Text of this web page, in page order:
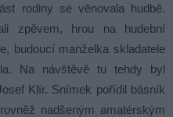
rodiny se věnovala hudbě.
zpěvem, hrou na hudební
budoucí manželka skladatele
Na návštěvě tu tehdy byl
Klír. Snímek pořídil básník
nadšeným amatérským